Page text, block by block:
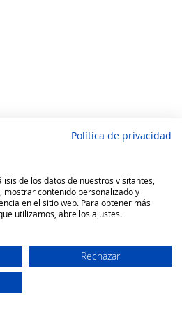
Política de privacidad
de los datos de nuestros visitantes,
contenido personalizado y
en el sitio web. Para obtener más
utilizamos, abre los ajustes.
Rechazar